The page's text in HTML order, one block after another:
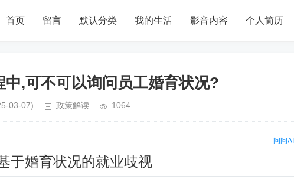
首页 留言 默认分类 我的生活 影音内容 个人简历
中,可不可以询问员工婚育状况?
03-07) 政策解读 1064
问问AI
于婚育状况的就业歧视